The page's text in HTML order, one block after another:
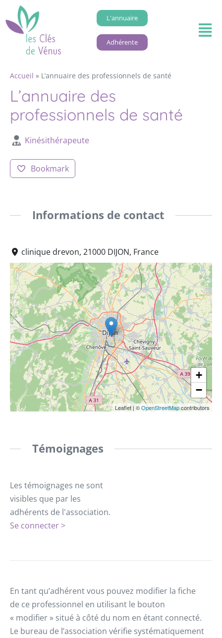
L'annuaire
Adhérente
Accueil » L’annuaire des professionnels de santé
L’annuaire des
professionnels de santé
Kinésithérapeute
Bookmark
Informations de contact
clinique drevon, 21000 DIJON, France
+
−
Leaflet | ©OpenStreetMapcontributors
Témoignages
Les témoignages ne sont
visibles que par les
adhérents de l'association.
Se connecter >
En tant qu’adhérent vous pouvez modifier la fiche
de ce professionnel en utilisant le bouton
« modifier » situé à côté du nom en étant connecté.
Le bureau de l’association vérifie systématiquement